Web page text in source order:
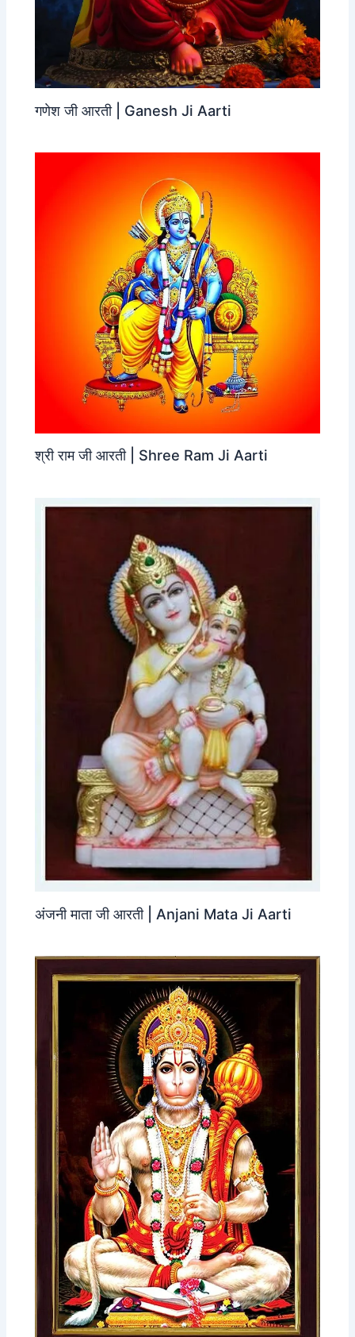
गणेश जी आरती | Ganesh Ji Aarti
श्री राम जी आरती | Shree Ram Ji Aarti
अंजनी माता जी आरती | Anjani Mata Ji Aarti